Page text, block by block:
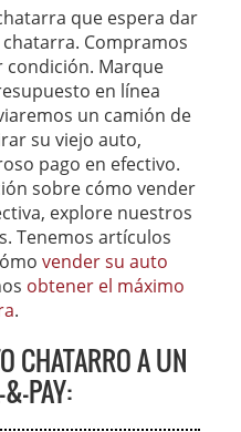
que espera dar
Compramos
Marque
en línea
un camión de
su viejo auto,
pago en efectivo.
sobre cómo vender
explore nuestros
Tenemos artículos
vender su auto
obtener el máximo
.
CHATARRO A UN
PAY: